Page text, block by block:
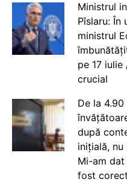
Ministrul
Pîslaru: În
ministrul
pe 17
crucial
De la
după
inițială,
Mi-am dat
fost